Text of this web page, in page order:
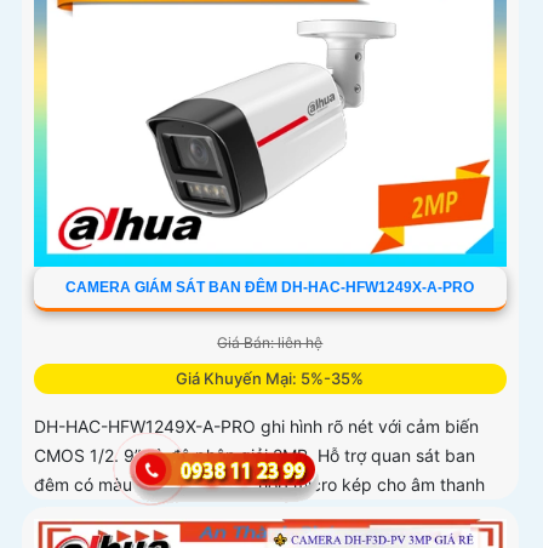
CAMERA GIÁM SÁT BAN ĐÊM DH-HAC-HFW1249X-A-PRO
Giá Bán: liên hệ
Giá Khuyến Mại: 5%-35%
DH-HAC-HFW1249X-A-PRO ghi hình rõ nét với cảm biến
CMOS 1/2. 9” và độ phân giải 2MP. Hỗ trợ quan sát ban
đêm có màu sinh động, tích hợp micro kép cho âm thanh